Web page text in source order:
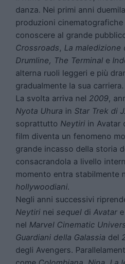
danza. Nei primi anni
produzioni
conoscere al grande
Crossroads, La maledizione
Drumline, The Terminal e
alterna ruoli leggeri e più
gradualmente la sua carriera.
La svolta arriva nel 2009,
Nyota Uhura in Star Trek di
soprattutto Neytiri in Avatar
film diventa un fenomeno
grande incasso della storia
consacrandola a livello
momento entra stabilmente
hollywoodiani.
Negli anni successivi
Neytiri nei sequel di Avatare
nel Marvel Cinematic
Guardiani della Galassia del
degli Avengers.